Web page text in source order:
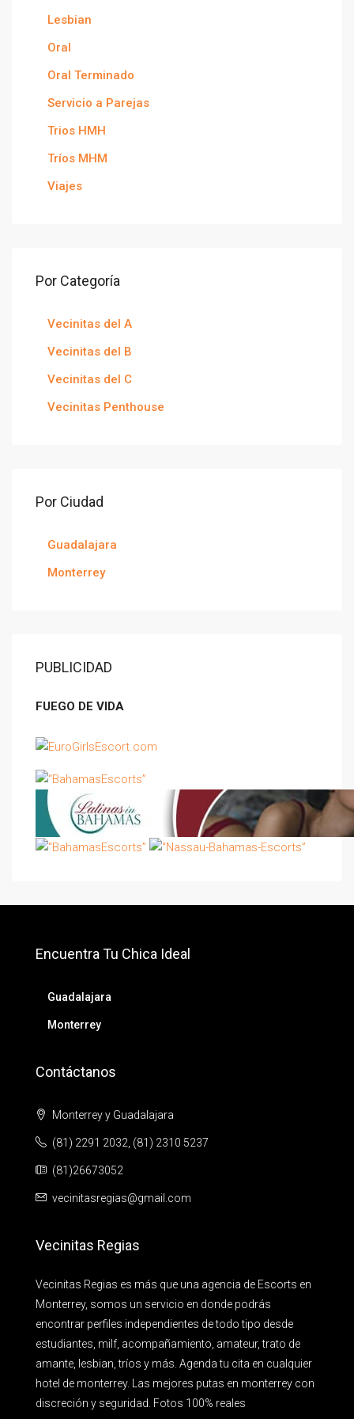
Lesbian
Oral
Oral Terminado
Servicio a Parejas
Trios HMH
Tríos MHM
Viajes
Por Categoría
Vecinitas del A
Vecinitas del B
Vecinitas del C
Vecinitas Penthouse
Por Ciudad
Guadalajara
Monterrey
PUBLICIDAD
FUEGO DE VIDA
Encuentra Tu Chica Ideal
Guadalajara
Monterrey
Contáctanos
Monterrey y Guadalajara
(81) 2291 2032, (81) 2310 5237
(81)26673052
vecinitasregias@gmail.com
Vecinitas Regias
Vecinitas Regias es más que una agencia de Escorts en
Monterrey, somos un servicio en donde podrás
encontrar perfiles independientes de todo tipo desde
estudiantes, milf, acompañamiento, amateur, trato de
amante, lesbian, tríos y más. Agenda tu cita en cualquier
hotel de monterrey. Las mejores putas en monterrey con
discreción y seguridad. Fotos 100% reales